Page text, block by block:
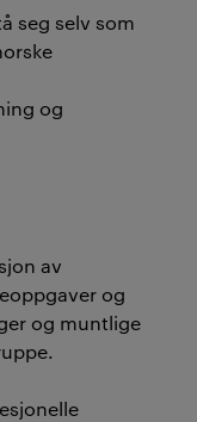
seg selv som
og
av
og
og muntlige